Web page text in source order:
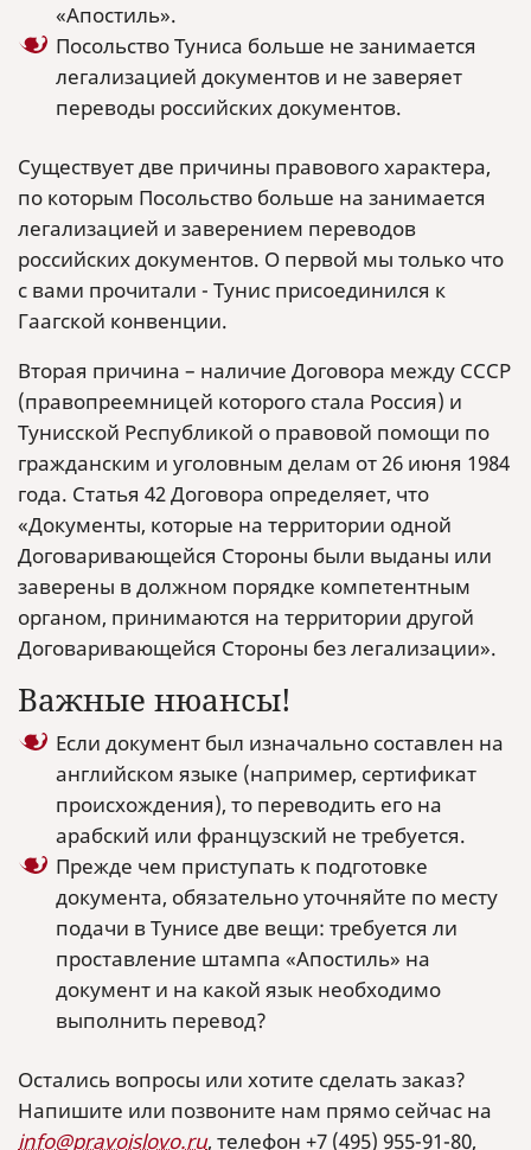
«Апостиль».
Посольство Туниса больше не занимается
легализацией документов и не заверяет
переводы российских документов.
Существует две причины правового характера,
по которым Посольство больше на занимается
легализацией и заверением переводов
российских документов. О первой мы только что
с вами прочитали - Тунис присоединился к
Гаагской конвенции.
Вторая причина – наличие Договора между СССР
(правопреемницей которого стала Россия) и
Тунисской Республикой о правовой помощи по
гражданским и уголовным делам от 26 июня 1984
года. Статья 42 Договора определяет, что
«Документы, которые на территории одной
Договаривающейся Стороны были выданы или
заверены в должном порядке компетентным
органом, принимаются на территории другой
Договаривающейся Стороны без легализации».
Важные нюансы!
Если документ был изначально составлен на
английском языке (например, сертификат
происхождения), то переводить его на
арабский или французский не требуется.
Прежде чем приступать к подготовке
документа, обязательно уточняйте по месту
подачи в Тунисе две вещи: требуется ли
проставление штампа «Апостиль» на
документ и на какой язык необходимо
выполнить перевод?
Остались вопросы или хотите сделать заказ?
Напишите или позвоните нам прямо сейчас на
info@pravoislovo.ru, телефон +7 (495) 955-91-80,